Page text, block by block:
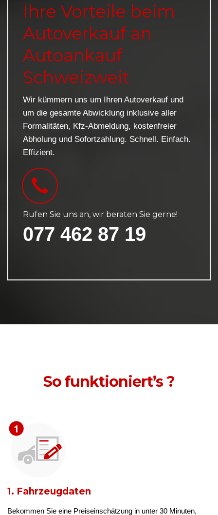
Ihre Vorteile beim
Autoverkauf an
Autoankauf
Schweizweit
Wir kümmern uns um Ihren Autoverkauf und
um die gesamte Abwicklung inklusive aller
Formalitäten, Kfz-Abmeldung, kostenfreier
Abholung und Sofortzahlung. Schnell. Einfach.
Effizient.
Rufen Sie uns an, wir beraten Sie gerne!
077 462 87 19
So funktioniert’s ?
1. Fahrzeugdaten
Bekommen Sie eine Preiseinschätzung in unter 30 Minuten,